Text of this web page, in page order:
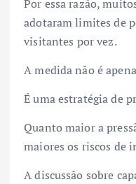
Por essa razão,
adotaram limites de
visitantes por vez.
A medida não é
É uma estratégia de
Quanto maior a
maiores os riscos de
A discussão sobre